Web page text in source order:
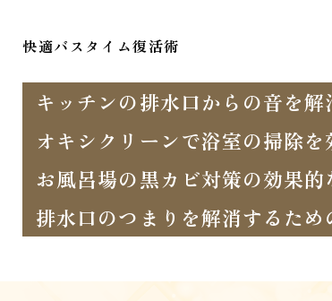
快適バスタイム復活術
キッチンの排水口からの音を
オキシクリーンで浴室の掃除
お風呂場の黒カビ対策の効果的
排水口のつまりを解消するた